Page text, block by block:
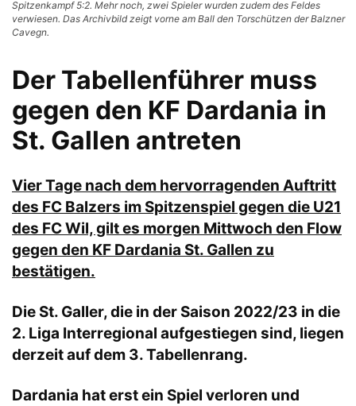
Spitzenkampf 5:2. Mehr noch, zwei Spieler wurden zudem des Feldes
verwiesen. Das Archivbild zeigt vorne am Ball den Torschützen der Balzner
Cavegn.
Der Tabellenführer muss
gegen den KF Dardania in
St. Gallen antreten
Vier Tage nach dem hervorragenden Auftritt
des FC Balzers im Spitzenspiel gegen die U21
des FC Wil, gilt es morgen Mittwoch den Flow
gegen den KF Dardania St. Gallen zu
bestätigen.
Die St. Galler, die in der Saison 2022/23 in die
2. Liga Interregional aufgestiegen sind, liegen
derzeit auf dem 3. Tabellenrang.
Dardania hat erst ein Spiel verloren und